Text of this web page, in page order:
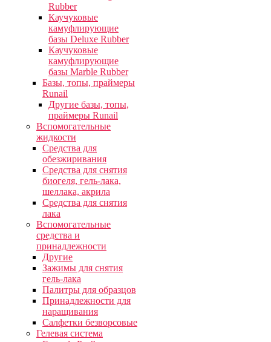
Rubber
Каучуковые
камуфлирующие
базы Deluxe Rubber
Каучуковые
камуфлирующие
базы Marble Rubber
Базы, топы, праймеры
Runail
Другие базы, топы,
праймеры Runail
Вспомогательные
жидкости
Средства для
обезжиривания
Средства для снятия
биогеля, гель-лака,
шеллака, акрила
Средства для снятия
лака
Вспомогательные
средства и
принадлежности
Другие
Зажимы для снятия
гель-лака
Палитры для образцов
Принадлежности для
наращивания
Салфетки безворсовые
Гелевая система